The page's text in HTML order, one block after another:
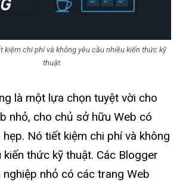
kiệm chi phí và không yêu cầu nhiều kiến ​​thức kỹ
thuật.
là một lựa chọn tuyệt vời cho
nhỏ, cho chủ sở hữu Web có
Nó tiết kiệm chi phí và không
kiến ​​thức kỹ thuật. Các Blogger
nghiệp nhỏ có các trang Web